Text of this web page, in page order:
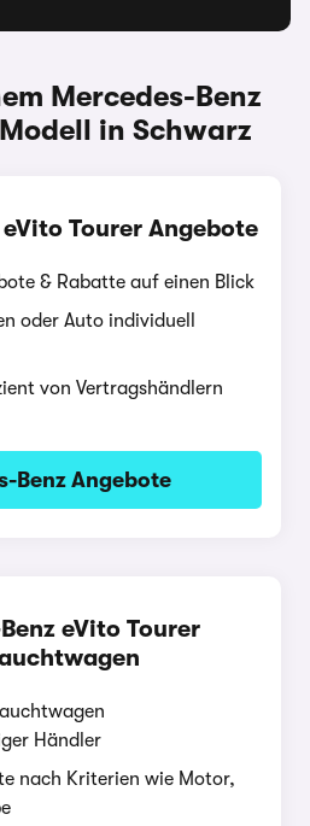
Mercedes-Benz
in Schwarz
Tourer Angebote
& Rabatte auf einen Blick
oder Auto individuell
von Vertragshändlern
Benz Angebote
eVito Tourer
Händler
nach Kriterien wie Motor,